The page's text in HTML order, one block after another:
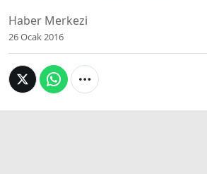
Haber Merkezi
26 Ocak 2016